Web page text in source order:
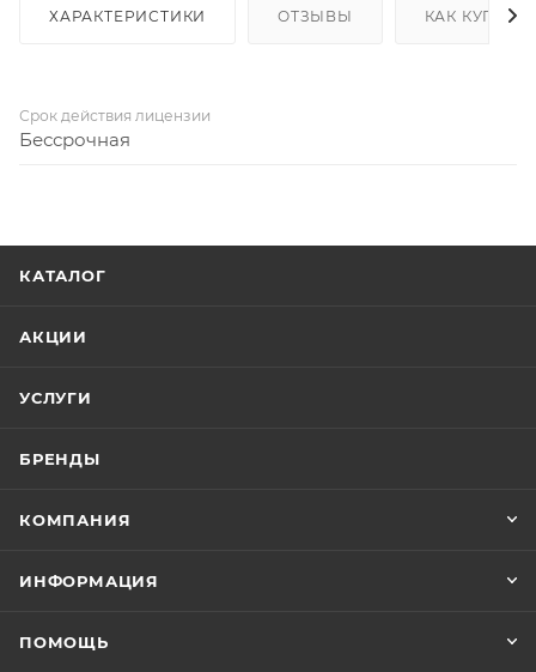
ХАРАКТЕРИСТИКИ ОТЗЫВЫ КАК КУПИТЬ
Срок действия лицензии
Бессрочная
КАТАЛОГ
АКЦИИ
УСЛУГИ
БРЕНДЫ
КОМПАНИЯ
ИНФОРМАЦИЯ
ПОМОЩЬ